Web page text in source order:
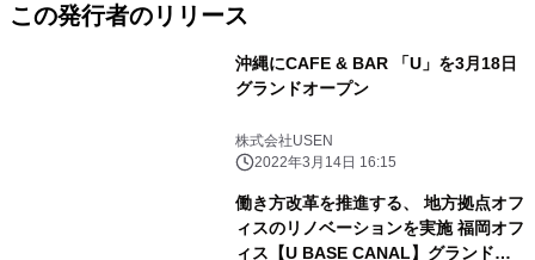
この発行者のリリース
沖縄にCAFE & BAR 「U」を3月18日
グランドオープン
株式会社USEN
2022年3月14日 16:15
働き方改革を推進する、 地方拠点オフ
ィスのリノベーションを実施 福岡オフ
ィス【U BASE CANAL】グランドオ